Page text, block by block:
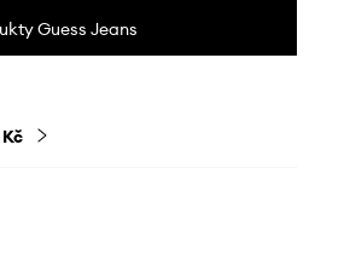
Guess Jeans